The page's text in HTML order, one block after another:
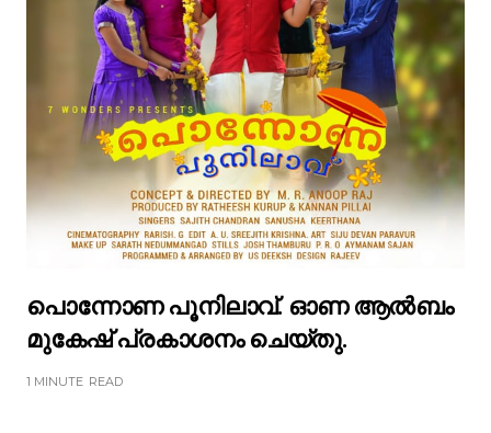
പൊന്നോണ പൂനിലാവ്. ഓണ ആൽബം
മുകേഷ് പ്രകാശനം ചെയ്തു.
1 MINUTE READ